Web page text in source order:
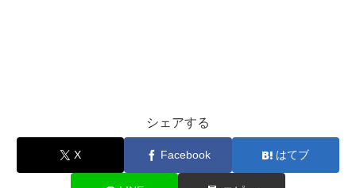
シェアする
X Facebook はてブ